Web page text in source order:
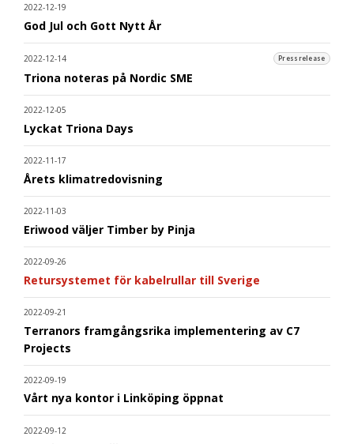
2022-12-19
God Jul och Gott Nytt År
2022-12-14 Pressrelease
Triona noteras på Nordic SME
2022-12-05
Lyckat Triona Days
2022-11-17
Årets klimatredovisning
2022-11-03
Eriwood väljer Timber by Pinja
2022-09-26
Retursystemet för kabelrullar till Sverige
2022-09-21
Terranors framgångsrika implementering av C7
Projects
2022-09-19
Vårt nya kontor i Linköping öppnat
2022-09-12